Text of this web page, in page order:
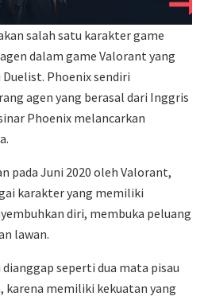
salah satu karakter game
dalam game Valorant yang
Phoenix sendiri
agen yang berasal dari Inggris
Phoenix melancarkan
pada Juni 2020 oleh Valorant,
karakter yang memiliki
diri, membuka peluang
lawan.
seperti dua mata pisau
karena memiliki kekuatan yang